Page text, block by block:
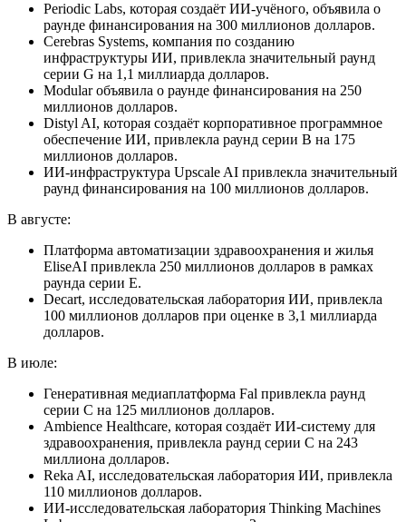
Periodic Labs, которая создаёт ИИ-учёного, объявила о
раунде финансирования на 300 миллионов долларов.
Cerebras Systems, компания по созданию
инфраструктуры ИИ, привлекла значительный раунд
серии G на 1,1 миллиарда долларов.
Modular объявила о раунде финансирования на 250
миллионов долларов.
Distyl AI, которая создаёт корпоративное программное
обеспечение ИИ, привлекла раунд серии B на 175
миллионов долларов.
ИИ-инфраструктура Upscale AI привлекла значительный
раунд финансирования на 100 миллионов долларов.
В августе:
Платформа автоматизации здравоохранения и жилья
EliseAI привлекла 250 миллионов долларов в рамках
раунда серии E.
Decart, исследовательская лаборатория ИИ, привлекла
100 миллионов долларов при оценке в 3,1 миллиарда
долларов.
В июле:
Генеративная медиаплатформа Fal привлекла раунд
серии C на 125 миллионов долларов.
Ambience Healthcare, которая создаёт ИИ-систему для
здравоохранения, привлекла раунд серии C на 243
миллиона долларов.
Reka AI, исследовательская лаборатория ИИ, привлекла
110 миллионов долларов.
ИИ-исследовательская лаборатория Thinking Machines